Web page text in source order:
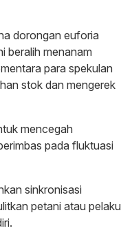
dorongan euforia
beralih menanam
para spekulan
stok dan mengerek
mencegah
pada fluktuasi
sinkronisasi
petani atau pelaku